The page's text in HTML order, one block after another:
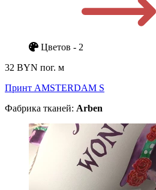
Цветов - 2
32 BYN пог. м
Принт AMSTERDAM S
Фабрика тканей: Arben